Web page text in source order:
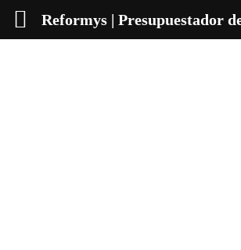
Reformys | Presupuestador